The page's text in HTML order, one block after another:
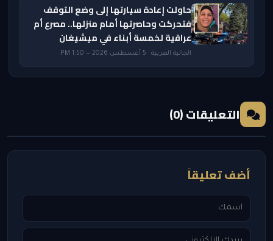
حاولت إعادة سيارتها إلى وضع التوقف
فتحركت وحاصرتها أمام منزلها.. مصرع أم
عراقية لخمسة أبناء في ميشيغان
الجالية العربية · 5 أغسطس 2026 — 1:50 PM
التعليقات (0)
أضف تعليقاً